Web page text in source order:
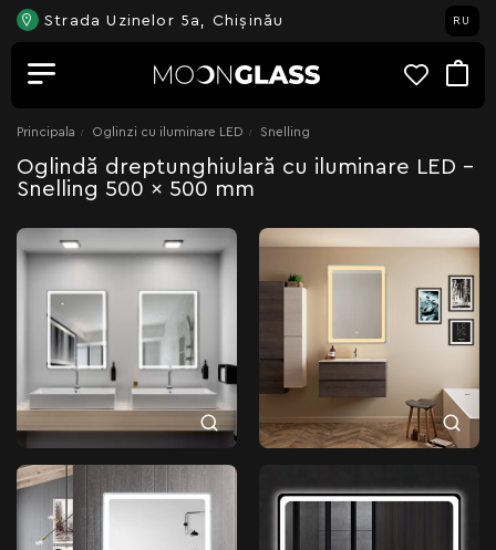
Strada Uzinelor 5a, Chișinău RU
Principala Oglinzi cu iluminare LED Snelling
Oglindă dreptunghiulară cu iluminare LED -
Snelling 500 x 500 mm